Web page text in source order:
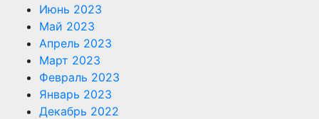
Июнь 2023
Май 2023
Апрель 2023
Март 2023
Февраль 2023
Январь 2023
Декабрь 2022